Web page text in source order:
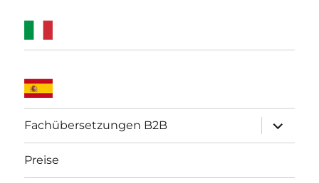
Fachübersetzungen B2B
öffnen
Preise